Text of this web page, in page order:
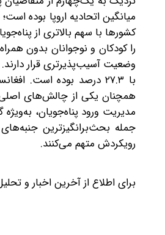
را کودکان و نوجوانان بدون
با ۲۷.۳ درصد بوده است.
همچنان یکی از چالش‌های اصلی
مدیریت ورود پناه‌جویان،
جمله بحث‌برانگیزترین
رویکردش متهم می‌کنند.
برای اطلاع از آخرین اخبار و